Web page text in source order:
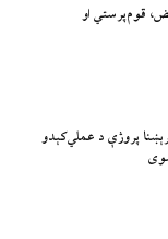
قوم‌پرستي او
برېښنا پروژې د عملي‌کېدو